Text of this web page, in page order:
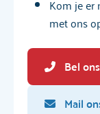
Kom je er
met ons
Bel
Mail